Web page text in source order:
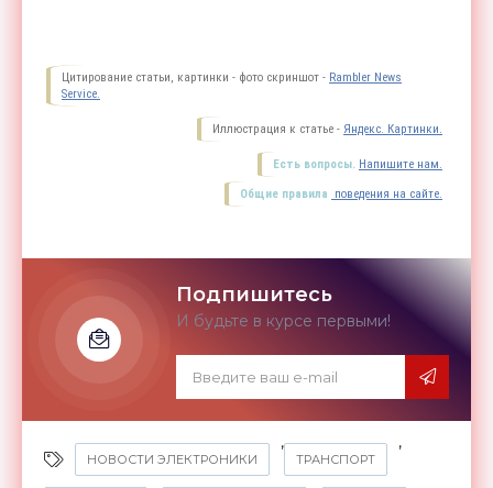
Цитирование статьи, картинки - фото скриншот - Rambler News
Service.
Иллюстрация к статье - Яндекс. Картинки.
Есть вопросы. Напишите нам.
Общие правила поведения на сайте.
Подпишитесь
И будьте в курсе первыми!
НОВОСТИ ЭЛЕКТРОНИКИ
,
ТРАНСПОРТ
,